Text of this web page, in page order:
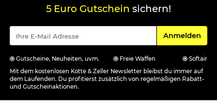
5 Euro Gutschein sichern!
Für den
Anmelden
Gutscheine, Neuheiten, uvm. Freie Waffen
Softair
Mit dem kostenlosen Kotte & Zeller Newsletter bleibst du immer auf
dem Laufenden. Du profitierst zusätzlich von regelmäßigen Rabatt-
und Gutscheinaktionen.